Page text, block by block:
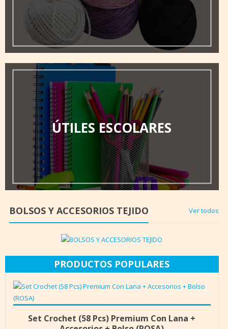
ÚTILES ESCOLARES
BOLSOS Y ACCESORIOS TEJIDO Ver todos
PRODUCTOS POPULARES
Añadir al carrito 19.990
Set Crochet (58 Pcs) Premium Con Lana +